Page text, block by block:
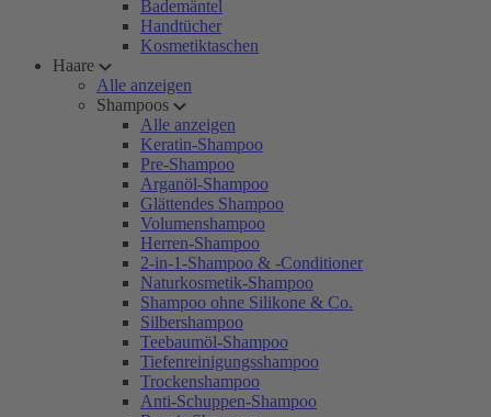
Bademäntel
Handtücher
Kosmetiktaschen
Haare
Alle anzeigen
Shampoos
Alle anzeigen
Keratin-Shampoo
Pre-Shampoo
Arganöl-Shampoo
Glättendes Shampoo
Volumenshampoo
Herren-Shampoo
2-in-1-Shampoo & -Conditioner
Naturkosmetik-Shampoo
Shampoo ohne Silikone & Co.
Silbershampoo
Teebaumöl-Shampoo
Tiefenreinigungsshampoo
Trockenshampoo
Anti-Schuppen-Shampoo